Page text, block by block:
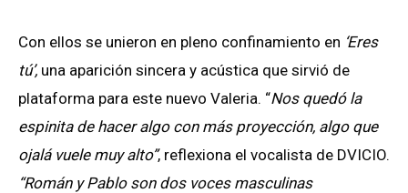
Con ellos se unieron en pleno confinamiento en ‘Eres
tú’, una aparición sincera y acústica que sirvió de
plataforma para este nuevo Valeria. “Nos quedó la
espinita de hacer algo con más proyección, algo que
ojalá vuele muy alto”, reflexiona el vocalista de DVICIO.
“Román y Pablo son dos voces masculinas